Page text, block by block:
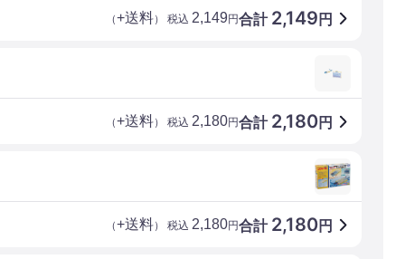
合計 2,149 円
（+送料） 税込 2,149円
合計 2,180円
（+送料） 税込 2,180円
合計 2,180円
（+送料） 税込 2,180円